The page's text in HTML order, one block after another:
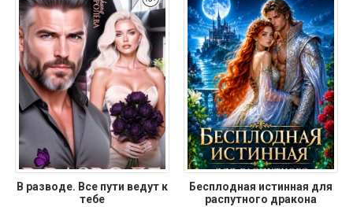
В разводе. Все пути ведут к
тебе
Бесплодная истинная для
распутного дракона